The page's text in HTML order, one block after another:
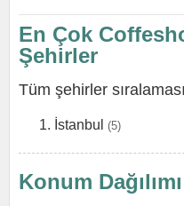
En Çok
Şehirler
Tüm şehirler
İstanbul (5)
Konum Dağılımı